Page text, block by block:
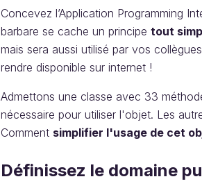
Concevez l’Application Programming
barbare se cache un principe tout
mais sera aussi utilisé par vos
rendre disponible sur internet !
Admettons une classe avec 33
nécessaire pour utiliser l'objet. Les
Comment simplifier l'usage de cet
Définissez le domaine